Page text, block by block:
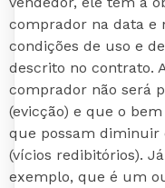
comprador na data e
condições de uso e
descrito no contrato.
comprador não será
(evicção) e que o
que possam diminuir
(vícios redibitórios).
exemplo, que é um